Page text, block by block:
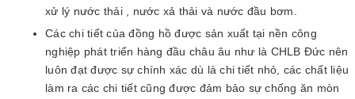
xử lý nước thải , nước xả thải và nước đầu bơm.
Các chi tiết của đồng hồ được sản xuất tại nền công
nghiệp phát triển hàng đầu châu âu như là CHLB Đức nên
luôn đạt được sự chính xác dù là chi tiết nhỏ, các chất liệu
làm ra các chi tiết cũng được đảm bảo sự chống ăn mòn